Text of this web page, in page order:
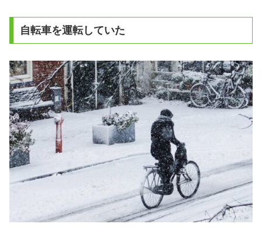
自転車を運転していた